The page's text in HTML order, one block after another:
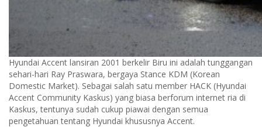
Hyundai Accent lansiran 2001 berkelir Biru ini adalah tunggangan
sehari-hari Ray Praswara, bergaya Stance KDM (Korean
Domestic Market). Sebagai salah satu member HACK (Hyundai
Accent Community Kaskus) yang biasa berforum internet ria di
Kaskus, tentunya sudah cukup piawai dengan semua
pengetahuan tentang Hyundai khususnya Accent.